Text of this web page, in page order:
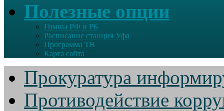
Полезные опции
Гимны РФ и РБ
Расписание станция Уфа
Программа ТВ
Карта сайта
Прокуратура
Противодействие